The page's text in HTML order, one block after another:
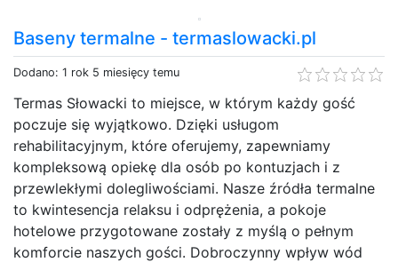
Baseny termalne - termaslowacki.pl
Dodano: 1 rok 5 miesięcy temu
Termas Słowacki to miejsce, w którym każdy gość
poczuje się wyjątkowo. Dzięki usługom
rehabilitacyjnym, które oferujemy, zapewniamy
kompleksową opiekę dla osób po kontuzjach i z
przewlekłymi dolegliwościami. Nasze źródła termalne
to kwintesencja relaksu i odprężenia, a pokoje
hotelowe przygotowane zostały z myślą o pełnym
komforcie naszych gości. Dobroczynny wpływ wód